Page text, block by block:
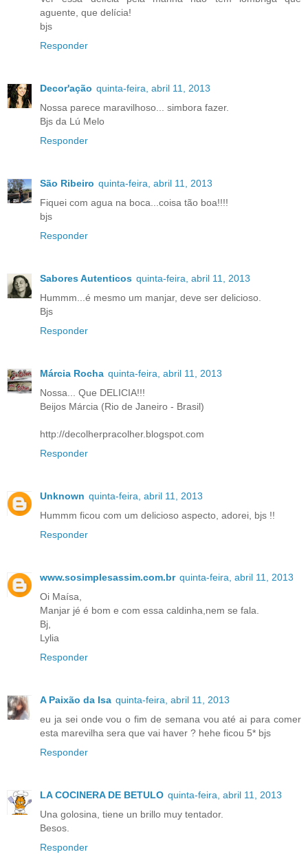
aguente, que delícia!
bjs
Responder
Decor'ação quinta-feira, abril 11, 2013
Nossa parece maravilhoso... simbora fazer.
Bjs da Lú Melo
Responder
São Ribeiro quinta-feira, abril 11, 2013
Fiquei com agua na boca...coisa tão boa!!!!
bjs
Responder
Sabores Autenticos quinta-feira, abril 11, 2013
Hummm...é mesmo um manjar, deve ser delicioso.
Bjs
Responder
Márcia Rocha quinta-feira, abril 11, 2013
Nossa... Que DELICIA!!!
Beijos Márcia (Rio de Janeiro - Brasil)
http://decolherpracolher.blogspot.com
Responder
Unknown quinta-feira, abril 11, 2013
Hummm ficou com um delicioso aspecto, adorei, bjs !!
Responder
www.sosimplesassim.com.br quinta-feira, abril 11, 2013
Oi Maísa,
Manjar jé é bom e com essa caldinha,nem se fala.
Bj,
Lylia
Responder
A Paixão da Isa quinta-feira, abril 11, 2013
eu ja sei onde vou o fim de semana vou até ai para comer
esta marevilha sera que vai haver ? hehe ficou 5* bjs
Responder
LA COCINERA DE BETULO quinta-feira, abril 11, 2013
Una golosina, tiene un brillo muy tentador.
Besos.
Responder